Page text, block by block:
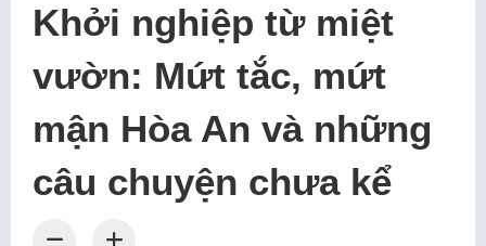
Khởi nghiệp từ miệt
vườn: Mứt tắc, mứt
mận Hòa An và những
câu chuyện chưa kể